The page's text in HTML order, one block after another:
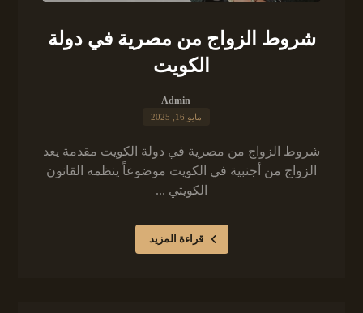
شروط الزواج من مصرية في دولة
الكويت
Admin
مايو 16, 2025
شروط الزواج من مصرية في دولة الكويت مقدمة يعد
الزواج من أجنبية في الكويت موضوعاً ينظمه القانون
الكويتي ...
قراءة المزيد